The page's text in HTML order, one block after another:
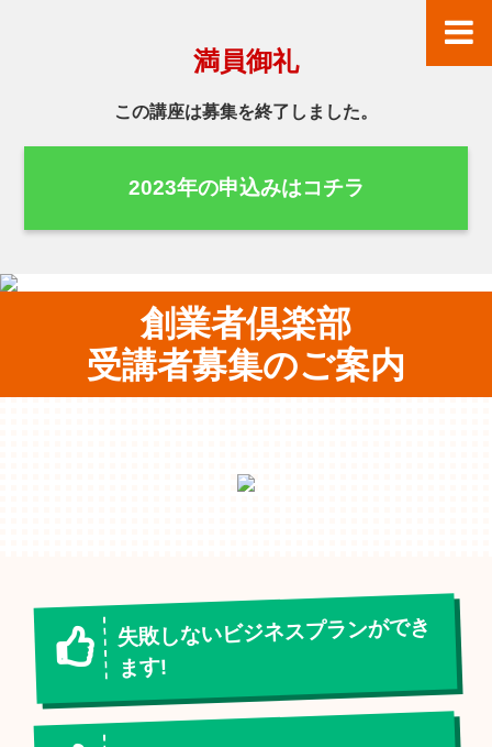
満員御礼
この講座は募集を終了しました。
2023年の申込みはコチラ
創業者倶楽部
受講者募集のご案内
失敗しないビジネスプランができ
ます!